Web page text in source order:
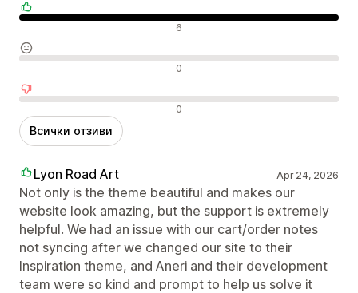
Положителни отзиви 6
Неутрални отзиви 0
Отрицателни отзиви 0
Всички отзиви
Lyon Road Art Apr 24, 2026
Not only is the theme beautiful and makes our
website look amazing, but the support is extremely
helpful. We had an issue with our cart/order notes
not syncing after we changed our site to their
Inspiration theme, and Aneri and their development
team were so kind and prompt to help us solve it